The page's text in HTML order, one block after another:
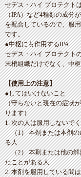
セデス・ハイ プロテクト
（IPA）など4種類の成分
を配合しているので、服
です。
●中枢にも作用するIPA
セデス・ハイ プロテクト
末梢組織だけでなく、中
【使用上の注意】
●してはいけないこと
（守らないと現在の症状
ります）
1. 次の人は服用しないで
（1） 本剤または本剤の
る人
（2） 本剤または他の解
たことがある人
2. 本剤を服用している間